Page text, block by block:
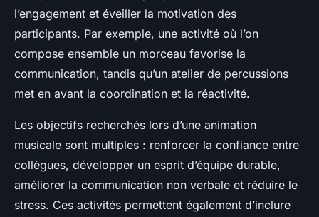
l’engagement et éveiller la motivation des
participants. Par exemple, une activité où l’on
compose ensemble un morceau favorise la
communication, tandis qu’un atelier de percussions
met en avant la coordination et la réactivité.
Les objectifs recherchés lors d’une animation
musicale sont multiples : renforcer la confiance entre
collègues, développer un esprit d’équipe durable,
améliorer la communication non verbale et réduire le
stress. Ces activités permettent également d’inclure